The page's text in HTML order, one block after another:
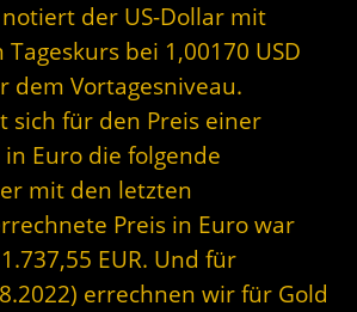
notiert der US-Dollar mit
bei 1,00170 USD
dem Vortagesniveau.
sich für den Preis einer
Euro die folgende
mit den letzten
Preis in Euro war
EUR. Und für
errechnen wir für Gold